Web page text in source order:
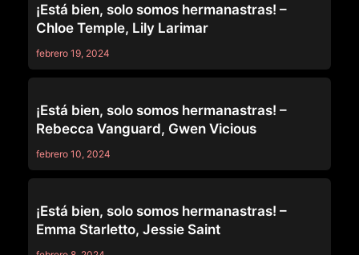
¡Está bien, solo somos hermanastras! –
Chloe Temple, Lily Larimar
febrero 19, 2024
¡Está bien, solo somos hermanastras! –
Rebecca Vanguard, Gwen Vicious
febrero 10, 2024
¡Está bien, solo somos hermanastras! –
Emma Starletto, Jessie Saint